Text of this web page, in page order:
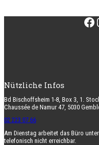
Nützliche Infos
Bd Bischoffsheim 1-8, Box 3, 1.
Chaussée de Namur 47, 5030
02 223 07 66
Am Dienstag arbeitet das Büro
telefonisch nicht erreichbar.